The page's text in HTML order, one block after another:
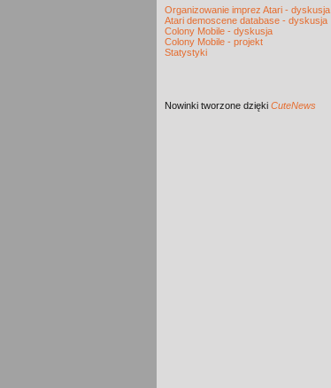
Organizowanie imprez Atari - dyskusja
Atari demoscene database - dyskusja
Colony Mobile - dyskusja
Colony Mobile - projekt
Statystyki
Nowinki tworzone dzięki CuteNews